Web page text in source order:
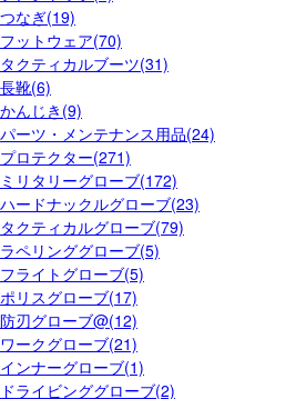
つなぎ(19)
フットウェア(70)
タクティカルブーツ(31)
長靴(6)
かんじき(9)
パーツ・メンテナンス用品(24)
プロテクター(271)
ミリタリーグローブ(172)
ハードナックルグローブ(23)
タクティカルグローブ(79)
ラペリンググローブ(5)
フライトグローブ(5)
ポリスグローブ(17)
防刃グローブ@(12)
ワークグローブ(21)
インナーグローブ(1)
ドライビンググローブ(2)